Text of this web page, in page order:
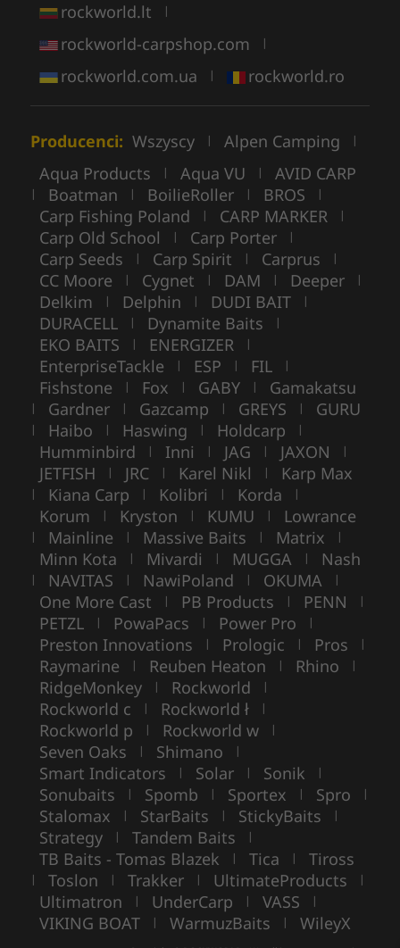
rockworld.lt |
rockworld-carpshop.com |
rockworld.com.ua | rockworld.ro
Producenci: Wszyscy | Alpen Camping |
Aqua Products | Aqua VU | AVID CARP
| Boatman | BoilieRoller | BROS |
Carp Fishing Poland | CARP MARKER |
Carp Old School | Carp Porter |
Carp Seeds | Carp Spirit | Carprus |
CC Moore | Cygnet | DAM | Deeper |
Delkim | Delphin | DUDI BAIT |
DURACELL | Dynamite Baits |
EKO BAITS | ENERGIZER |
EnterpriseTackle | ESP | FIL |
Fishstone | Fox | GABY | Gamakatsu
| Gardner | Gazcamp | GREYS | GURU
| Haibo | Haswing | Holdcarp |
Humminbird | Inni | JAG | JAXON |
JETFISH | JRC | Karel Nikl | Karp Max
| Kiana Carp | Kolibri | Korda |
Korum | Kryston | KUMU | Lowrance
| Mainline | Massive Baits | Matrix |
Minn Kota | Mivardi | MUGGA | Nash
| NAVITAS | NawiPoland | OKUMA |
One More Cast | PB Products | PENN |
PETZL | PowaPacs | Power Pro |
Preston Innovations | Prologic | Pros |
Raymarine | Reuben Heaton | Rhino |
RidgeMonkey | Rockworld |
Rockworld c | Rockworld ł |
Rockworld p | Rockworld w |
Seven Oaks | Shimano |
Smart Indicators | Solar | Sonik |
Sonubaits | Spomb | Sportex | Spro |
Stalomax | StarBaits | StickyBaits |
Strategy | Tandem Baits |
TB Baits - Tomas Blazek | Tica | Tiross
| Toslon | Trakker | UltimateProducts |
Ultimatron | UnderCarp | VASS |
VIKING BOAT | WarmuzBaits | WileyX